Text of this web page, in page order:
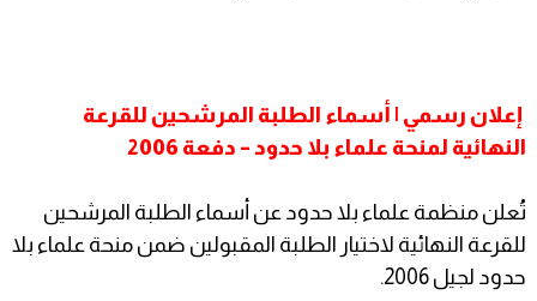
إعلان رسمي | أسماء الطلبة المرشحين للقرعة
النهائية لمنحة علماء بلا حدود – دفعة 2006
تُعلن منظمة علماء بلا حدود عن أسماء الطلبة المرشحين
للقرعة النهائية لاختيار الطلبة المقبولين ضمن منحة علماء بلا
حدود لجيل 2006.